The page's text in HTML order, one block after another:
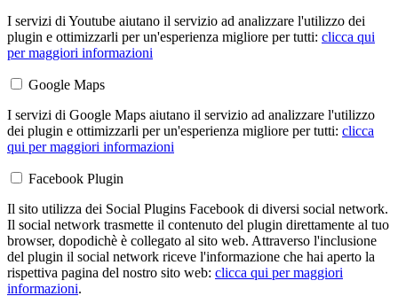
I servizi di Youtube aiutano il servizio ad analizzare l'utilizzo dei
plugin e ottimizzarli per un'esperienza migliore per tutti: clicca qui
per maggiori informazioni
Google Maps
I servizi di Google Maps aiutano il servizio ad analizzare l'utilizzo
dei plugin e ottimizzarli per un'esperienza migliore per tutti: clicca
qui per maggiori informazioni
Facebook Plugin
Il sito utilizza dei Social Plugins Facebook di diversi social network.
Il social network trasmette il contenuto del plugin direttamente al tuo
browser, dopodichè è collegato al sito web. Attraverso l'inclusione
del plugin il social network riceve l'informazione che hai aperto la
rispettiva pagina del nostro sito web: clicca qui per maggiori
informazioni.